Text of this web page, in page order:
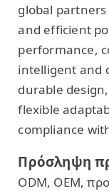
global
and efficient
performance,
intelligent and
durable
flexible
compliance
Πρόσληψη
ODM, OEM,